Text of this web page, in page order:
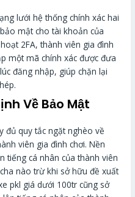
lưới hệ thống chính xác hai
mật cho tài khoản của
2FA, thành viên gia đình
một mã chính xác được đưa
đăng nhập, giúp chặn lại
Về Bảo Mật
đủ quy tắc ngặt nghèo về
viên gia đình chơi. Nền
tiếng cá nhân của thành viên
nào trừ khi sở hữu đề xuất
pkl giá dưới 100tr cũng sở